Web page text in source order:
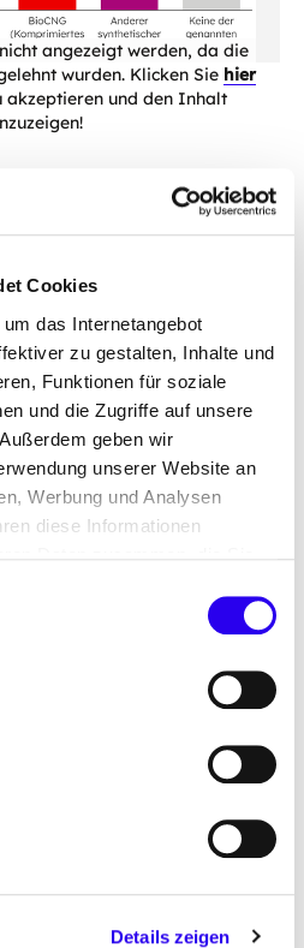
Cookies
das Internetangebot
zu gestalten, Inhalte und
Funktionen für soziale
und die Zugriffe auf unsere
geben wir
unserer Website an
Werbung und Analysen
diese Informationen
haben.
Details zeigen
angezeigt werden, da die
wurden. Klicken Sie hier
akzeptieren und den Inhalt
aller
staatliche
% der befragten
auf staatliche
beworben.
erfolgreich. Jedoch
gestellt zu haben,
ausgereicht hätte. Die
Sattelzugmaschinen sind